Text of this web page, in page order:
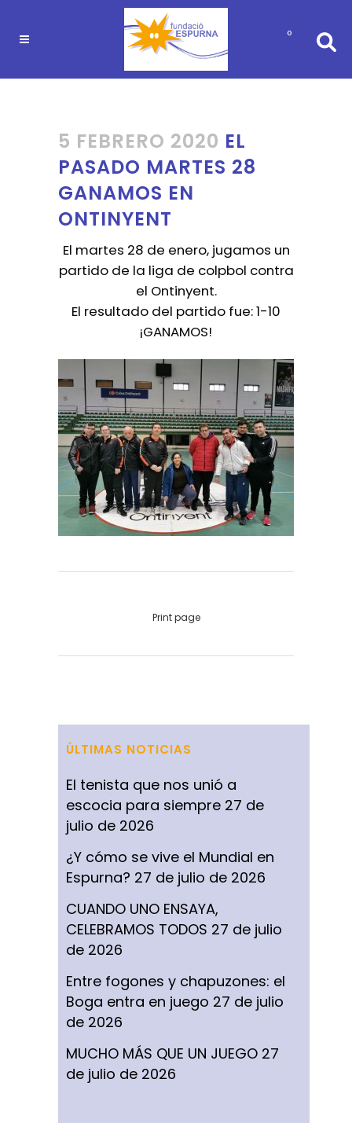
0
5 FEBRERO 2020 EL
PASADO MARTES 28
GANAMOS EN
ONTINYENT
El martes 28 de enero, jugamos un
partido de la liga de colpbol contra
el Ontinyent.
El resultado del partido fue: 1-10
¡GANAMOS!
Print page
ÚLTIMAS NOTICIAS
El tenista que nos unió a
escocia para siempre 27 de
julio de 2026
¿Y cómo se vive el Mundial en
Espurna? 27 de julio de 2026
CUANDO UNO ENSAYA,
CELEBRAMOS TODOS 27 de julio
de 2026
Entre fogones y chapuzones: el
Boga entra en juego 27 de julio
de 2026
MUCHO MÁS QUE UN JUEGO 27
de julio de 2026